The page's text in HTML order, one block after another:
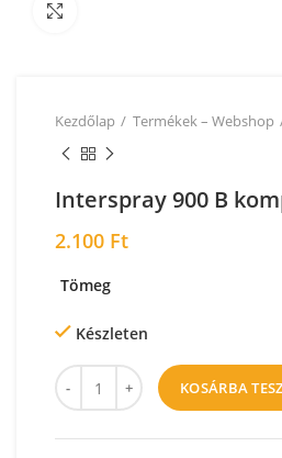
Kezdőlap Termékek – Webshop
Interspray 900 B
2.100 Ft
Tömeg
Készleten
KOSÁRBA